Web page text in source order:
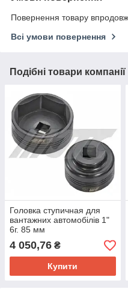
Повернення товару
Всі умови повернення
Подібні товари компанії
Головка ступичная для
вантажних автомобілів 1"
6г. 85 мм
4 050,76 ₴
Купити